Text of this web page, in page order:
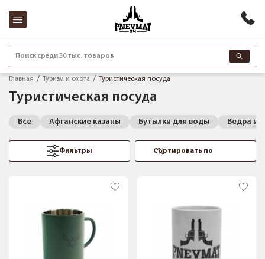
Поиск среди 30 тыс. товаров
Главная Туризм и охота Туристическая посуда
Туристическая посуда
Все Афганские казаны Бутылки для воды Вёдра и
Фильтры